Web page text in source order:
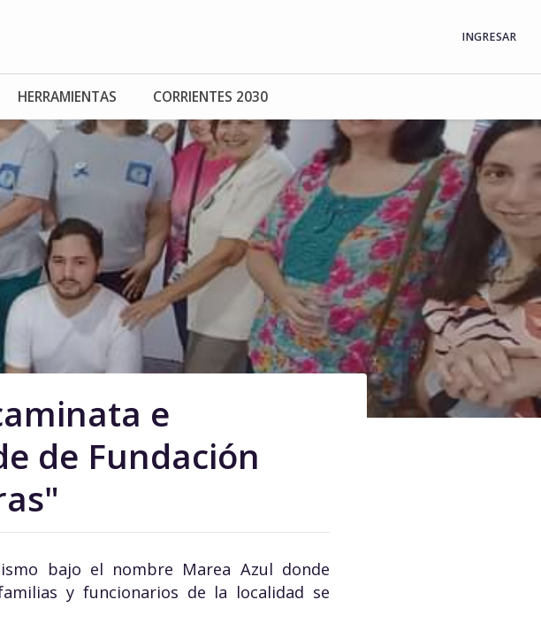
INGRESAR
HERRAMIENTAS CORRIENTES 2030
e
de Fundación
bajo el nombre Marea Azul donde
y funcionarios de la localidad se